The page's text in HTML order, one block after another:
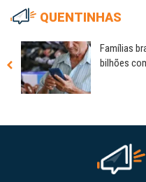
QUENTINHAS
Famílias
bilhões